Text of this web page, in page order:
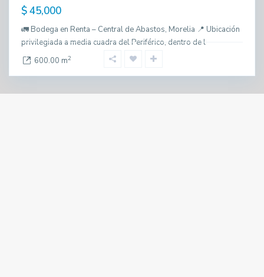
$ 45,000
🚛 Bodega en Renta – Central de Abastos, Morelia 📍 Ubicación
privilegiada a media cuadra del Periférico, dentro de l
600.00 m2